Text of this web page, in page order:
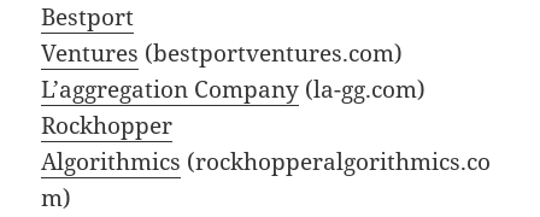
Bestport
Ventures (bestportventures.com)
L’aggregation Company (la-gg.com)
Rockhopper
Algorithmics (rockhopperalgorithmics.co
m)